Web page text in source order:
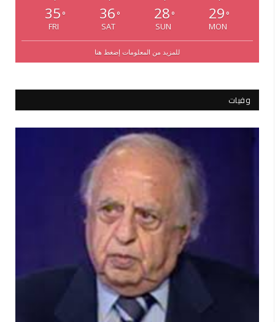
35 °
FRI
36 °
SAT
28 °
SUN
29 °
MON
للمزيد من المعلومات إضغط هنا
وفيات